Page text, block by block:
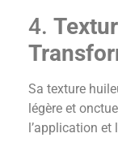
4.
Sa texture
légère et
l’application et